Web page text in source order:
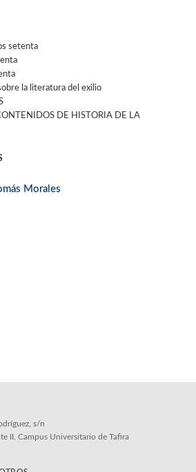
setenta
la literatura del exilio
DE HISTORIA DE LA
Morales
s/n
II. Campus Universitario de Tafira